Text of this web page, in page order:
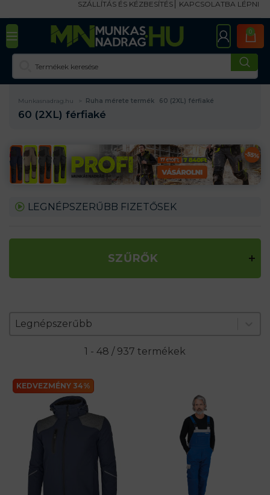
SZÁLLÍTÁS ÉS KÉZBESÍTÉS KAPCSOLATBA LÉPNI
0
Munkasnadrag.hu Ruha mérete termék 60 (2XL) férfiaké
60 (2XL) férfiaké
LEGNÉPSZERŰBB FIZETŐSEK
SZŰRŐK
Zoradenie produktov
Sort content
Legnépszerűbb
Sort content
1 - 48 / 937 termékek
KEDVEZMÉNY 34%